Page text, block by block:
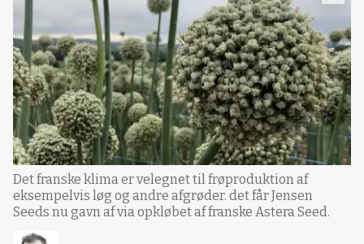
Det franske klima er velegnet til frøproduktion af
eksempelvis løg og andre afgrøder. det får Jensen
Seeds nu gavn af via opkløbet af franske Astera Seed.